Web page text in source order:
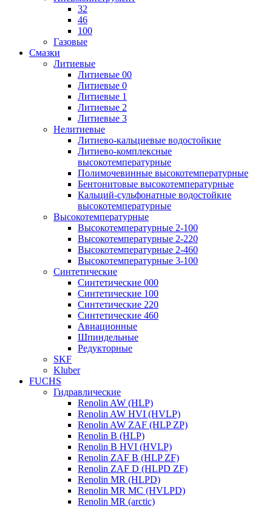
32
46
100
Газовые
Смазки
Литиевые
Литиевые 00
Литиевые 0
Литиевые 1
Литиевые 2
Литиевые 3
Нелитиевые
Литиево-кальциевые водостойкие
Литиево-комплексные
высокотемпературные
Полимочевинные высокотемпературные
Бентонитовые высокотемпературные
Кальций-сульфонатные водостойкие
высокотемпературные
Высокотемпературные
Высокотемпературные 2-100
Высокотемпературные 2-220
Высокотемпературные 2-460
Высокотемпературные 3-100
Синтетические
Синтетические 000
Синтетические 100
Синтетические 220
Синтетические 460
Авиационные
Шпиндельные
Редукторные
SKF
Kluber
FUCHS
Гидравлические
Renolin AW (HLP)
Renolin AW HVI (HVLP)
Renolin AW ZAF (HLP ZP)
Renolin B (HLP)
Renolin B HVI (HVLP)
Renolin ZAF B (HLP ZF)
Renolin ZAF D (HLPD ZF)
Renolin MR (HLPD)
Renolin MR MC (HVLPD)
Renolin MR (arctic)